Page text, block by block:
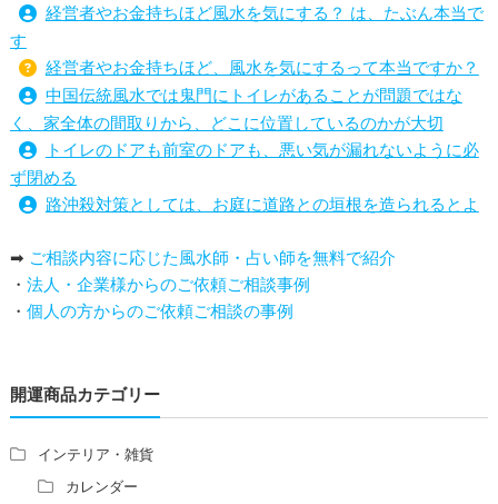
経営者やお金持ちほど風水を気にする？ は、たぶん本当で
す
経営者やお金持ちほど、風水を気にするって本当ですか？
中国伝統風水では鬼門にトイレがあることが問題ではな
く、家全体の間取りから、どこに位置しているのかが大切
トイレのドアも前室のドアも、悪い気が漏れないように必
ず閉める
路沖殺対策としては、お庭に道路との垣根を造られるとよ
庭を広げると路沖殺（ろちゅうさつ）は防げますか？
トイレ前室のドアの開け閉めについて
増築して家相の中心軸が変わると、鬼門の方角にあるトイ
占い師さんは、幽霊を見たことがありますか？
家相風水の診断・鑑定料金や相場について
家相・風水の鑑定料金の相場が知りたい。
風水の流派について教えてください。
➡ ご相談内容に応じた風水師・占い師を無料で紹介
・ 法人・企業様からのご依頼ご相談事例
・ 個人の方からのご依頼ご相談の事例
開運商品カテゴリー
インテリア・雑貨
カレンダー